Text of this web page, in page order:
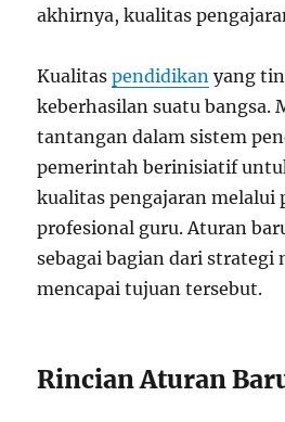
akhirnya, kualitas
Kualitaspendidikan yang
keberhasilan suatu bangsa.
tantangan dalam sistem
pemerintah berinisiatif
kualitas pengajaran melalui
profesional guru. Aturan
sebagai bagian dari strategi
mencapai tujuan tersebut.
Rincian Aturan